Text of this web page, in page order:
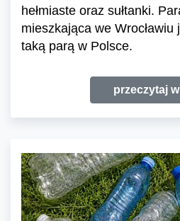
hełmiaste oraz sułtanki.
mieszkająca we
taką parą w Polsce.
przeczytaj